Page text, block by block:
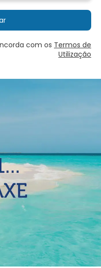
com os Termos de
Utilização